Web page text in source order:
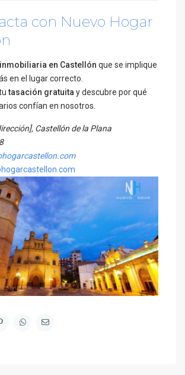
con Nuevo Hogar
inmobiliaria en Castellón que se implique
en el lugar correcto.
tasación gratuitay descubre por qué
confían en nosotros.
Castellón de la Plana